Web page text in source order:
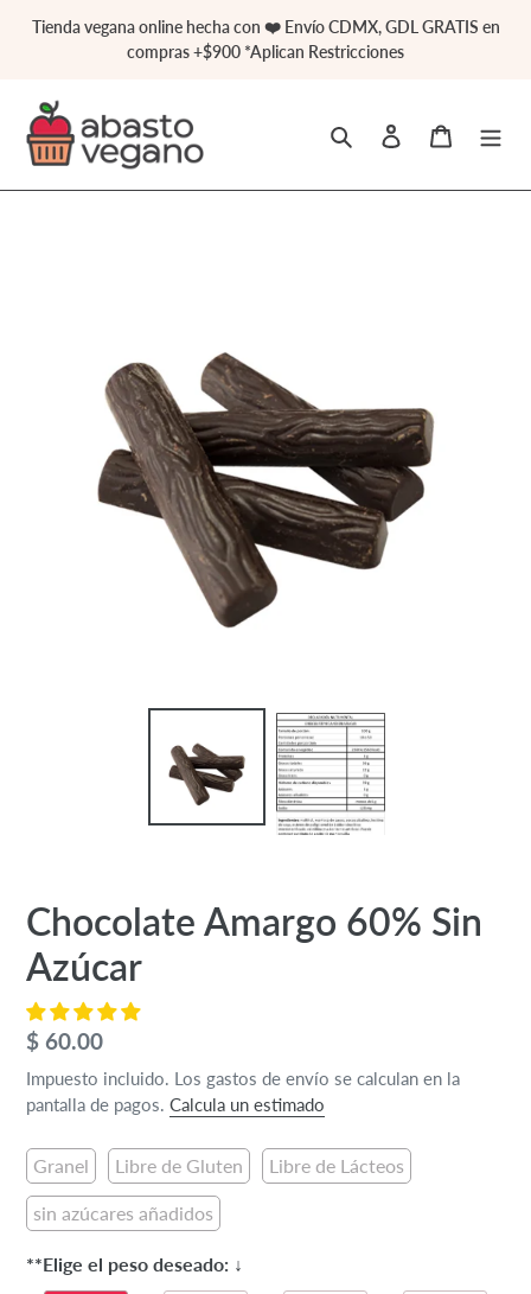
directamente
contenido
Tienda vegana online hecha con ❤️ Envío CDMX, GDL GRATIS en
compras +$900 *Aplican Restricciones
Buscar Ingresar Carrito
Chocolate Amargo 60% Sin
Azúcar
Precio
habitual
$ 60.00
Impuesto incluido. Los gastos de envío se calculan en la
pantalla de pagos. Calcula un estimado
Granel Libre de Gluten Libre de Lácteos
sin azúcares añadidos
**Elige el peso deseado: ↓